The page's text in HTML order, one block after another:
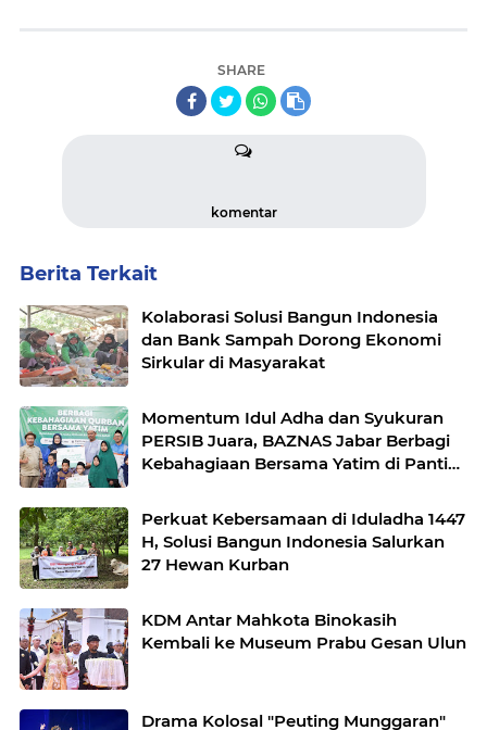
SHARE
komentar
Berita Terkait
Kolaborasi Solusi Bangun Indonesia
dan Bank Sampah Dorong Ekonomi
Sirkular di Masyarakat
Momentum Idul Adha dan Syukuran
PERSIB Juara, BAZNAS Jabar Berbagi
Kebahagiaan Bersama Yatim di Panti
Perkuat Kebersamaan di Iduladha 1447
H, Solusi Bangun Indonesia Salurkan
27 Hewan Kurban
KDM Antar Mahkota Binokasih
Kembali ke Museum Prabu Gesan Ulun
Drama Kolosal "Peuting Munggaran"